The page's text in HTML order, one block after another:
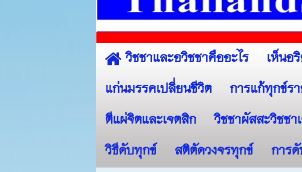
วิชชาและอวิชชาคืออะไร เห็นอ
แก่นมรรคเปลี่ยนชีวิต
การแก้ทุกข์ร
ตีแผ่จิตและเจตสิก
วิชชาผัสสะวิชชา
วิธีดับทุกข์
สติตัดวงจรทุกข์ การ